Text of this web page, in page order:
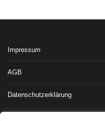
Impressum
AGB
Datenschutzerklärung